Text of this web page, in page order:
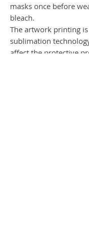
masks once before
bleach.
The artwork printing
sublimation
affect the protective